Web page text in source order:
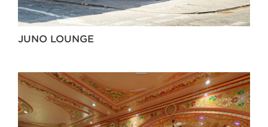
JUNO LOUNGE